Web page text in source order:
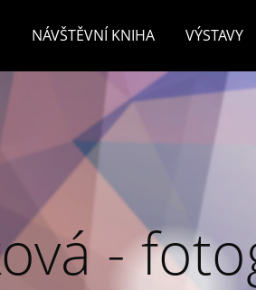
NÁVŠTĚVNÍ KNIHA VÝSTAVY
-